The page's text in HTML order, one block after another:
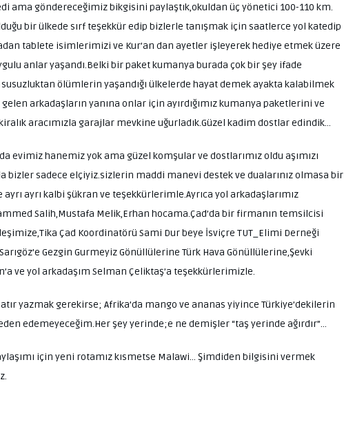
ama göndereceğimiz bikgisini paylaştık,okuldan üç yönetici 100-110 km.
bir ülkede sırf teşekkür edip bizlerle tanışmak için saatlerce yol katedip
tablete isimlerimizi ve Kur’an dan ayetler işleyerek hediye etmek üzere
anlar yaşandı.Belki bir paket kumanya burada çok bir şey ifade
ölümlerin yaşandığı ülkelerde hayat demek ayakta kalabilmek
arkadaşların yanına onlar için ayırdığımız kumanya paketlerini ve
aracımızla garajlar mevkine uğurladık.Güzel kadim dostlar edindik…
evimiz hanemiz yok ama güzel komşular ve dostlarımız oldu aşımızı
bizler sadece elçiyiz.sizlerin maddi manevi destek ve dualarınız olmasa bir
ayrı kalbi şükran ve teşekkürlerimle.Ayrıca yol arkadaşlarımız
Salih,Mustafa Melik,Erhan hocama.Çad’da bir firmanın temsilcisi
Çad Koordinatörü Sami Dur beye İsviçre TUT_Elimi Derneği
Gezgin Gurmeyiz Gönüllülerine Türk Hava Gönüllülerine,Şevki
ve yol arkadaşım Selman Çeliktaş’a teşekkürlerimizle.
yazmak gerekirse; Afrika’da mango ve ananas yiyince Türkiye’dekilerin
edemeyeceğim.Her şey yerinde;e ne demişler “taş yerinde ağırdır”…
için yeni rotamız kısmetse Malawi… Şimdiden bilgisini vermek